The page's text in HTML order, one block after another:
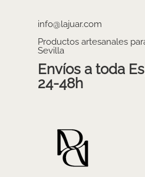
info@lajuar.com
Productos artesanales
Sevilla
Envíos a toda
24-48h